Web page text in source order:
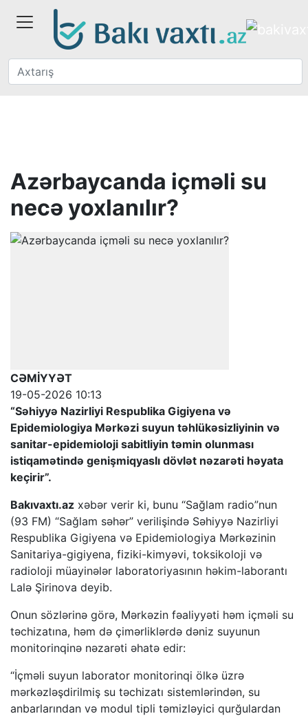
Azərbaycanda içməli su
necə yoxlanılır?
CƏMİYYƏT
19-05-2026 10:13
“Səhiyyə Nazirliyi Respublika Gigiyena və
Epidemiologiya Mərkəzi suyun təhlükəsizliyinin və
sanitar-epidemioloji sabitliyin təmin olunması
istiqamətində genişmiqyaslı dövlət nəzarəti həyata
keçirir”.
Bakıvaxtı.az xəbər verir ki, bunu “Sağlam radio”nun
(93 FM) “Sağlam səhər” verilişində Səhiyyə Nazirliyi
Respublika Gigiyena və Epidemiologiya Mərkəzinin
Sanitariya-gigiyena, fiziki-kimyəvi, toksikoloji və
radioloji müayinələr laboratoriyasının həkim-laborantı
Lalə Şirinova deyib.
Onun sözlərinə görə, Mərkəzin fəaliyyəti həm içməli su
təchizatına, həm də çimərliklərdə dəniz suyunun
monitorinqinə nəzarəti əhatə edir:
“İçməli suyun laborator monitorinqi ölkə üzrə
mərkəzləşdirilmiş su təchizatı sistemlərindən, su
anbarlarından və modul tipli təmizləyici qurğulardan